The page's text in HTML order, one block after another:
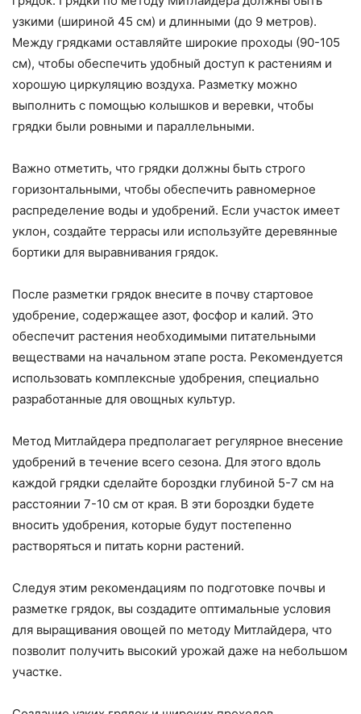
узкими (шириной 45 см) и длинными (до 9 метров).
Между грядками оставляйте широкие проходы (90-105
см), чтобы обеспечить удобный доступ к растениям и
хорошую циркуляцию воздуха. Разметку можно
выполнить с помощью колышков и веревки, чтобы
грядки были ровными и параллельными.
Важно отметить, что грядки должны быть строго
горизонтальными, чтобы обеспечить равномерное
распределение воды и удобрений. Если участок имеет
уклон, создайте террасы или используйте деревянные
бортики для выравнивания грядок.
После разметки грядок внесите в почву стартовое
удобрение, содержащее азот, фосфор и калий. Это
обеспечит растения необходимыми питательными
веществами на начальном этапе роста. Рекомендуется
использовать комплексные удобрения, специально
разработанные для овощных культур.
Метод Митлайдера предполагает регулярное внесение
удобрений в течение всего сезона. Для этого вдоль
каждой грядки сделайте бороздки глубиной 5-7 см на
расстоянии 7-10 см от края. В эти бороздки будете
вносить удобрения, которые будут постепенно
растворяться и питать корни растений.
Следуя этим рекомендациям по подготовке почвы и
разметке грядок, вы создадите оптимальные условия
для выращивания овощей по методу Митлайдера, что
позволит получить высокий урожай даже на небольшом
участке.